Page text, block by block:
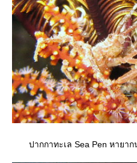
ปากกาทะเล Sea Pen หายา